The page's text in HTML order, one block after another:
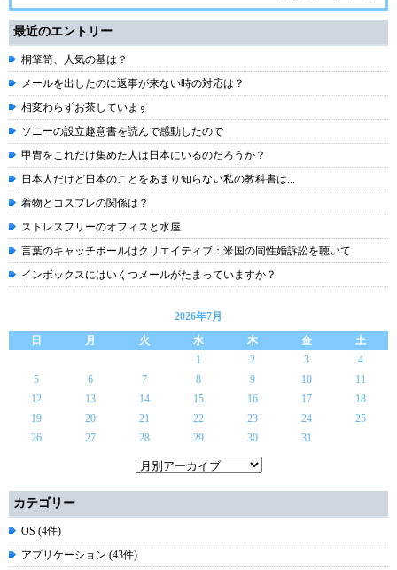
最近のエントリー
桐箪笥、人気の基は？
メールを出したのに返事が来ない時の対応は？
相変わらずお茶しています
ソニーの設立趣意書を読んで感動したので
甲冑をこれだけ集めた人は日本にいるのだろうか？
日本人だけど日本のことをあまり知らない私の教科書は...
着物とコスプレの関係は？
ストレスフリーのオフィスと水屋
言葉のキャッチボールはクリエイティブ：米国の同性婚訴訟を聴いて
インボックスにはいくつメールがたまっていますか？
2026年7月
日
月 火 水 木 金
土
1
2 3
4
5
6 7 8 9 10
11
12
13 14 15 16 17
18
19
20 21 22 23 24
25
26
27 28 29 30 31
カテゴリー
OS (4件)
アプリケーション (43件)